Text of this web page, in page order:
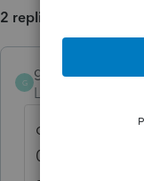
2 replies
G
guylainpoulin
Level 3
dans profile
028 et vous